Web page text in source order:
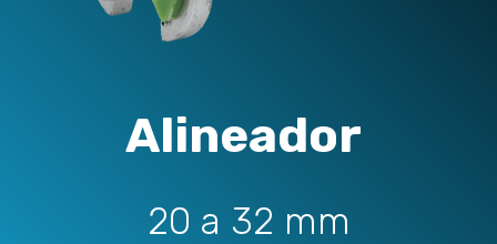
Alineador
20 a 32 mm